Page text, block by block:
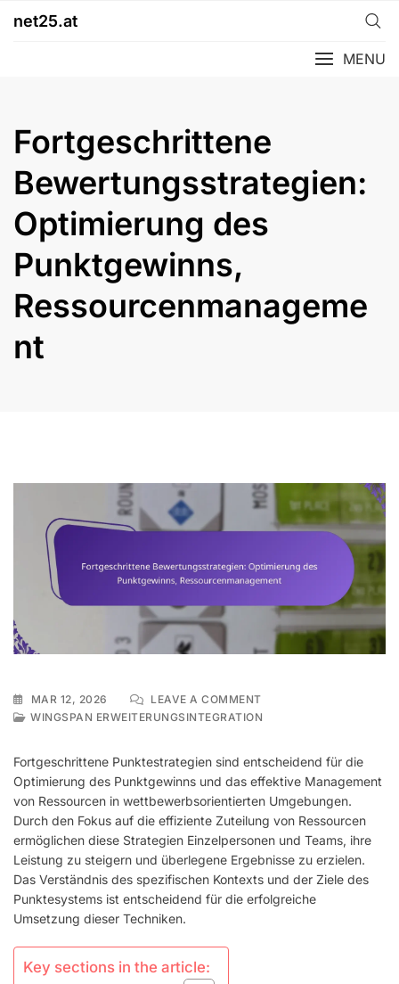
net25.at
MENU
Fortgeschrittene
Bewertungsstrategien:
Optimierung des
Punktgewinns,
Ressourcenmanageme
nt
MAR 12, 2026 LEAVE A COMMENTON
FORTGESCHRITTENE
DES
PUNKTGEWINNS,
WINGSPAN ERWEITERUNGSINTEGRATION
Fortgeschrittene Punktestrategien sind entscheidend für die
Optimierung des Punktgewinns und das effektive Management
von Ressourcen in wettbewerbsorientierten Umgebungen.
Durch den Fokus auf die effiziente Zuteilung von Ressourcen
ermöglichen diese Strategien Einzelpersonen und Teams, ihre
Leistung zu steigern und überlegene Ergebnisse zu erzielen.
Das Verständnis des spezifischen Kontexts und der Ziele des
Punktesystems ist entscheidend für die erfolgreiche
Umsetzung dieser Techniken.
Key sections in the article: